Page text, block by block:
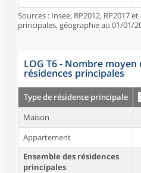
Sources : Insee, RP2012, RP2017
principales, géographie au 01/01/
LOG T6 - Nombre moyen
résidences principales
Type de résidence principale
Maison
Appartement
Ensemble des résidences
principales